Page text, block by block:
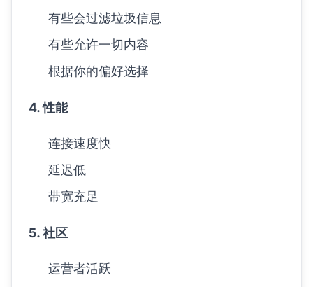
有些会过滤垃圾信息
有些允许一切内容
根据你的偏好选择
4. 性能
连接速度快
延迟低
带宽充足
5. 社区
运营者活跃